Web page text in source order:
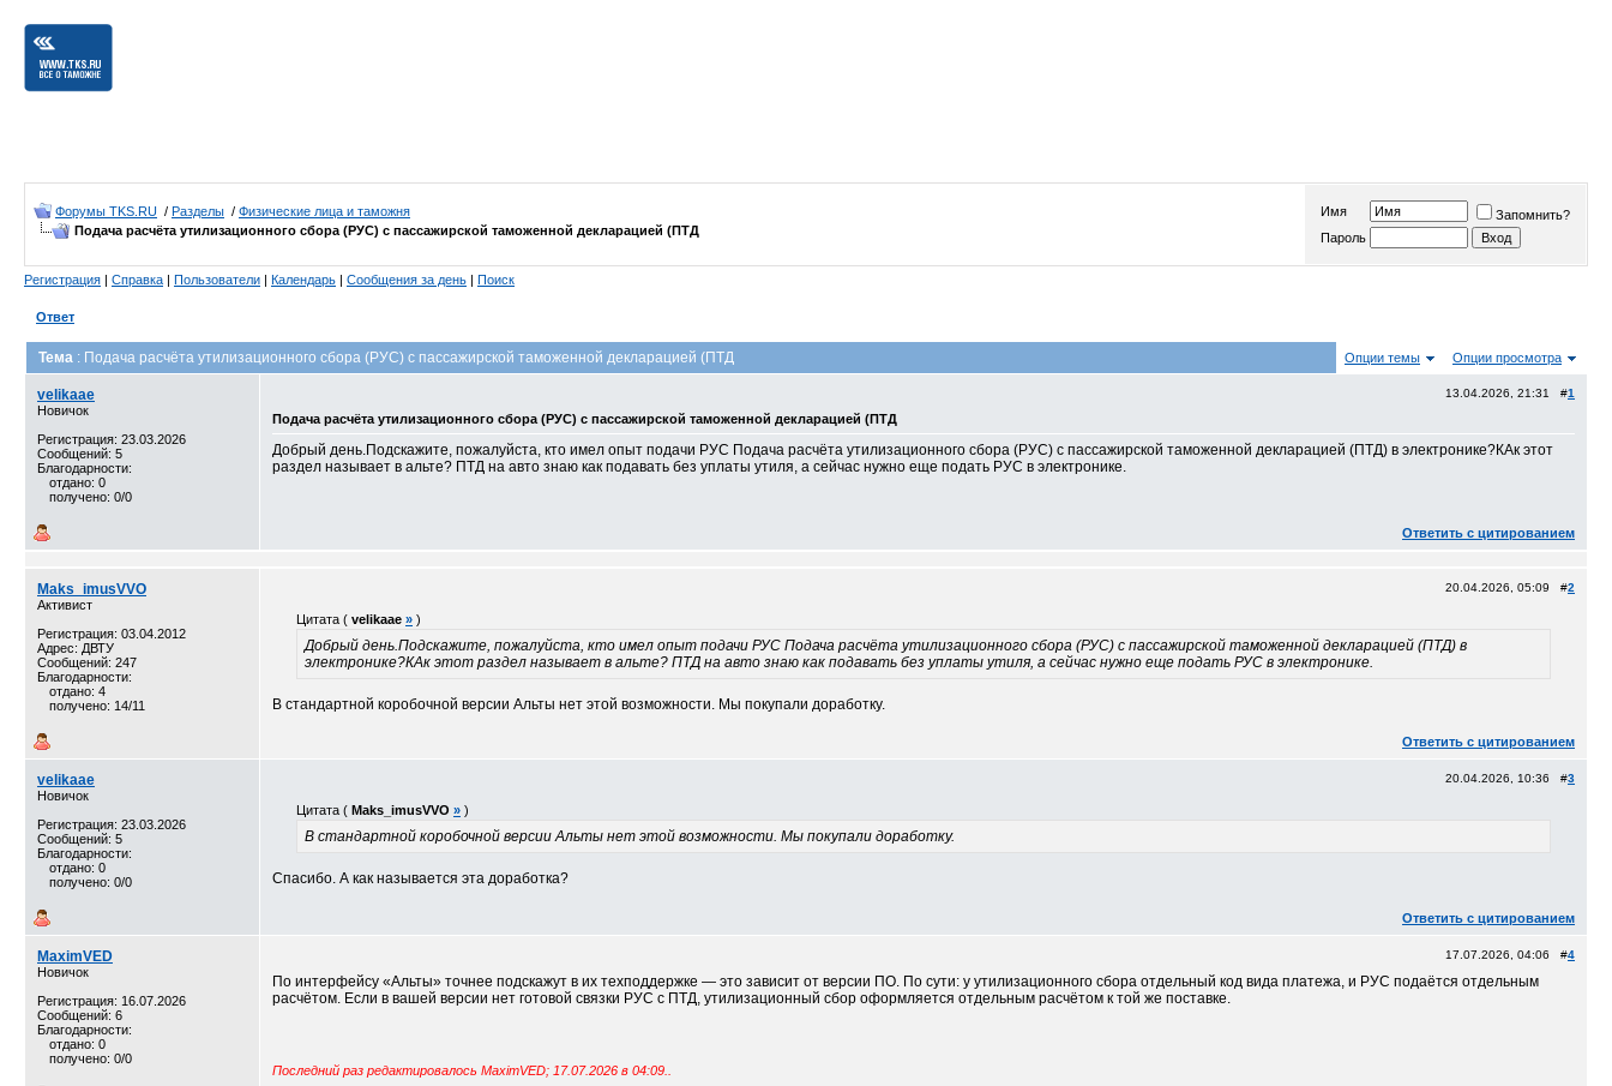
Форумы TKS.RU / Разделы / Физические лица и таможня
Подача расчёта утилизационного сбора (РУС) с пассажирской таможенной декларацией (ПТД
Имя
Запомнить?
Пароль
Регистрация | Справка | Пользователи | Календарь | Сообщения за день | Поиск
Ответ
Тема : Подача расчёта утилизационного сбора (РУС) с пассажирской таможенной декларацией (ПТД Опции темы Опции просмотра
velikaae
Новичок
Регистрация: 23.03.2026
Сообщений: 5
Благодарности:
отдано: 0
получено: 0/0
13.04.2026, 21:31 #1
Подача расчёта утилизационного сбора (РУС) с пассажирской таможенной декларацией (ПТД
Добрый день.Подскажите, пожалуйста, кто имел опыт подачи РУС Подача расчёта утилизационного сбора (РУС) с пассажирской таможенной декларацией (ПТД) в электронике?КАк этот
раздел называет в альте? ПТД на авто знаю как подавать без уплаты утиля, а сейчас нужно еще подать РУС в электронике.
Ответить с цитированием
Maks_imusVVO
Активист
Регистрация: 03.04.2012
Адрес: ДВТУ
Сообщений: 247
Благодарности:
отдано: 4
получено: 14/11
20.04.2026, 05:09 #2
Цитата ( velikaae » )
Добрый день.Подскажите, пожалуйста, кто имел опыт подачи РУС Подача расчёта утилизационного сбора (РУС) с пассажирской таможенной декларацией (ПТД) в
электронике?КАк этот раздел называет в альте? ПТД на авто знаю как подавать без уплаты утиля, а сейчас нужно еще подать РУС в электронике.
В стандартной коробочной версии Альты нет этой возможности. Мы покупали доработку.
Ответить с цитированием
velikaae
Новичок
Регистрация: 23.03.2026
Сообщений: 5
Благодарности:
отдано: 0
получено: 0/0
20.04.2026, 10:36 #3
Цитата ( Maks_imusVVO » )
В стандартной коробочной версии Альты нет этой возможности. Мы покупали доработку.
Спасибо. А как называется эта доработка?
Ответить с цитированием
MaximVED
Новичок
Регистрация: 16.07.2026
Сообщений: 6
Благодарности:
отдано: 0
получено: 0/0
17.07.2026, 04:06 #4
По интерфейсу «Альты» точнее подскажут в их техподдержке — это зависит от версии ПО. По сути: у утилизационного сбора отдельный код вида платежа, и РУС подаётся отдельным
расчётом. Если в вашей версии нет готовой связки РУС с ПТД, утилизационный сбор оформляется отдельным расчётом к той же поставке.
Последний раз редактировалось MaximVED; 17.07.2026 в 04:09